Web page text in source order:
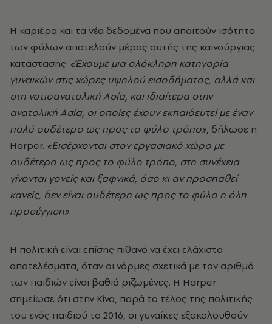
Η καριέρα και τα νέα δεδομένα που απαιτούν ισότητα
των φύλων αποτελούν μέρος αυτής της καινούργιας
κατάστασης. «Έχουμε μια ολόκληρη κατηγορία
γυναικών στις χώρες υψηλού εισοδήματος, αλλά και
στη νοτιοανατολική Ασία, και ιδιαίτερα στην
ανατολική Ασία, οι οποίες έχουν εκπαιδευτεί με έναν
πολύ ουδέτερο ως προς το φύλο τρόπο», δήλωσε η
Harper. «Εισέρχονται στον εργασιακό χώρο με
ουδέτερο ως προς το φύλο τρόπο, στη συνέχεια
γίνονται γονείς και ξαφνικά, όσο κι αν προσπαθεί
κανείς, δεν είναι ουδέτερη ως προς το φύλο η όλη
προσέγγιση».
Η πολιτική είναι επίσης πιθανό να έχει ελάχιστα
αποτελέσματα, όταν οι νόρμες σχετικά με τον αριθμό
των παιδιών είναι βαθιά ριζωμένες. Η Harper
σημείωσε ότι στην Κίνα, παρά το τέλος της πολιτικής
του ενός παιδιού το 2016, οι γυναίκες εξακολουθούν